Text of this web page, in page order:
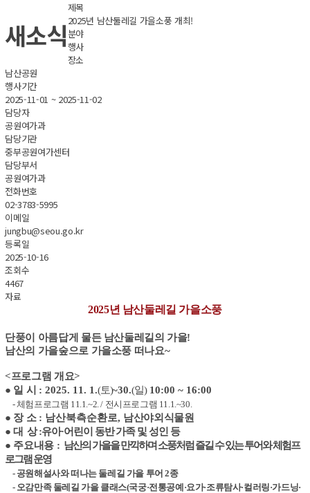
새소식
제목
2025년 남산둘레길 가을소풍 개최!
분야
행사
장소
남산공원
행사기간
2025-11-01 ~ 2025-11-02
담당자
공원여가과
담당기관
중부공원여가센터
담당부서
공원여가과
전화번호
02-3783-5995
이메일
jungbu@seou.go.kr
등록일
2025-10-16
조회수
4467
자료
2025년 남산둘레길 가을소풍
단풍이 아름답게 물든 남산둘레길의 가을!
남산의 가을숲으로 가을소풍 떠나요~
<프로그램 개요>
● 일 시 : 2025. 11. 1.(토)~30.(일) 10:00 ~ 16:00
-체험프로그램 11.1.~2. / 전시프로그램 11.1.~30.
● 장 소 : 남산북측순환로, 남산야외식물원
● 대 상:유아·어린이 동반 가족 및 성인 등
● 주요내용 : 남산의 가을을 만끽하며 소풍처럼 즐길 수 있는 투어와체험프
로그램 운영
- 공원해설사와 떠나는 둘레길 가을 투어 2종
- 오감만족 둘레길 가을 클래스(국궁·전통공예 ·요가·조류탐사·컬러링·가드닝·